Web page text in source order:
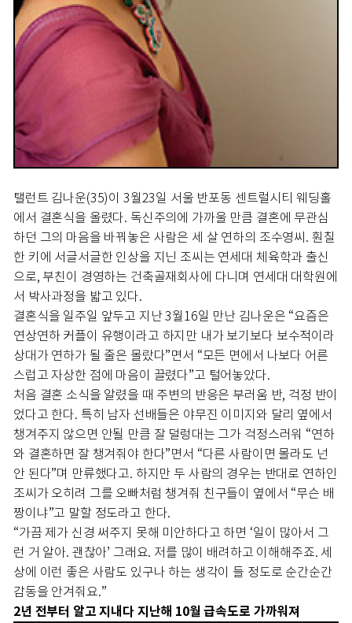
탤런트 김나운(35)이 3월23일 서울 반포동 센트럴시티 웨딩홀
에서 결혼식을 올렸다. 독신주의에 가까울 만큼 결혼에 무관심
하던 그의 마음을 바꿔놓은 사람은 세 살 연하의 조수영씨. 훤칠
한 키에 서글서글한 인상을 지닌 조씨는 연세대 체육학과 출신
으로, 부친이 경영하는 건축골재회사에 다니며 연세대 대학원에
서 박사과정을 밟고 있다.
결혼식을 일주일 앞두고 지난 3월16일 만난 김나운은 “요즘은
연상연하 커플이 유행이라고 하지만 내가 보기보다 보수적이라
상대가 연하가 될 줄은 몰랐다”면서 “모든 면에서 나보다 어른
스럽고 자상한 점에 마음이 끌렸다”고 털어놓았다.
처음 결혼 소식을 알렸을 때 주변의 반응은 부러움 반, 걱정 반이
었다고 한다. 특히 남자 선배들은 야무진 이미지와 달리 옆에서
챙겨주지 않으면 안될 만큼 잘 덜렁대는 그가 걱정스러워 “연하
와 결혼하면 잘 챙겨줘야 한다”면서 “다른 사람이면 몰라도 넌
안 된다”며 만류했다고. 하지만 두 사람의 경우는 반대로 연하인
조씨가 오히려 그를 오빠처럼 챙겨줘 친구들이 옆에서 “무슨 배
짱이냐”고 말할 정도라고 한다.
“가끔 제가 신경 써주지 못해 미안하다고 하면 ‘일이 많아서 그
런 거 알아. 괜찮아’ 그래요. 저를 많이 배려하고 이해해주죠. 세
상에 이런 좋은 사람도 있구나 하는 생각이 들 정도로 순간순간
감동을 안겨줘요.”
2년 전부터 알고 지내다 지난해 10월 급속도로 가까워져